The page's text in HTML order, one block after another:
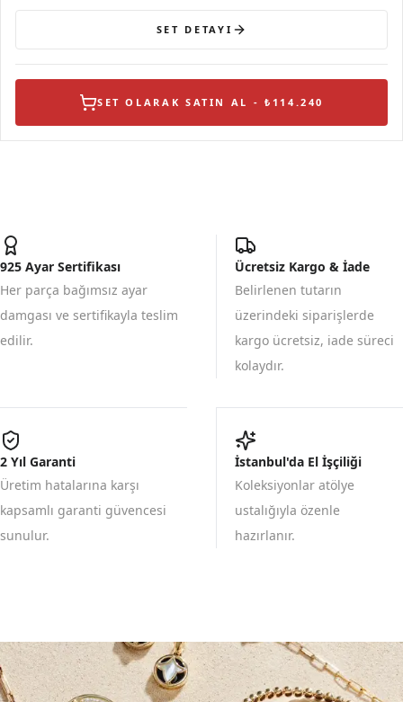
SET DETAYI
SET OLARAK SATIN AL - ₺114.240
925 Ayar Sertifikası
Her parça bağımsız ayar
damgası ve sertifikayla teslim
edilir.
Ücretsiz Kargo & İade
Belirlenen tutarın
üzerindeki siparişlerde
kargo ücretsiz, iade süreci
kolaydır.
2 Yıl Garanti
Üretim hatalarına karşı
kapsamlı garanti güvencesi
sunulur.
İstanbul'da El İşçiliği
Koleksiyonlar atölye
ustalığıyla özenle
hazırlanır.